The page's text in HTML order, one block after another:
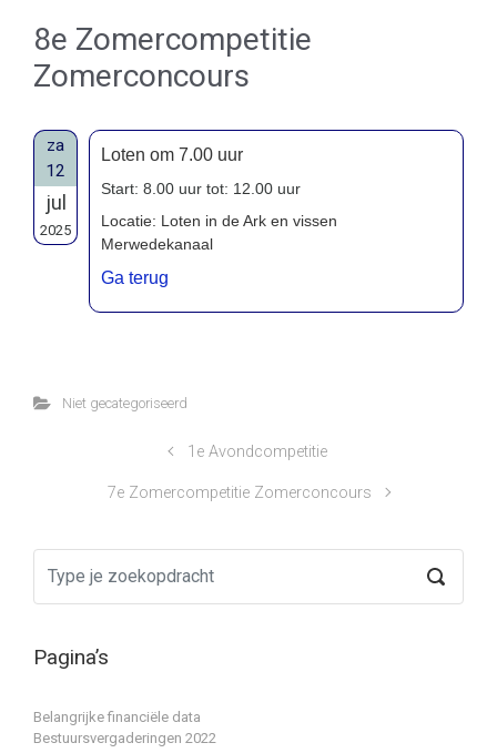
8e Zomercompetitie
Zomerconcours
za
12
jul
2025
Loten om 7.00 uur
Start: 8.00 uur tot: 12.00 uur
Locatie: Loten in de Ark en vissen
Merwedekanaal
Ga terug
Niet gecategoriseerd
1e Avondcompetitie
7e Zomercompetitie Zomerconcours
Pagina’s
Belangrijke financiële data
Bestuursvergaderingen 2022